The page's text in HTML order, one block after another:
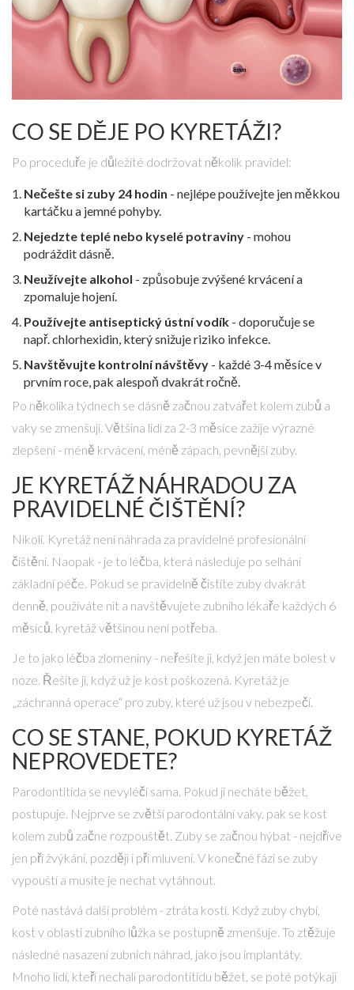
CO SE DĚJE PO KYRETÁŽI?
Po proceduře je důležité dodržovat několik pravidel:
Nečešte si zuby 24 hodin - nejlépe používejte jen měkkou
kartáčku a jemné pohyby.
Nejedzte teplé nebo kyselé potraviny - mohou
podráždit dásně.
Neužívejte alkohol - způsobuje zvýšené krvácení a
zpomaluje hojení.
Používejte antiseptický ústní vodík - doporučuje se
např. chlorhexidin, který snižuje riziko infekce.
Navštěvujte kontrolní návštěvy - každé 3-4 měsíce v
prvním roce, pak alespoň dvakrát ročně.
Po několika týdnech se dásně začnou zatvářet kolem zubů a
vaky se zmenšují. Většina lidí za 2-3 měsíce zažije výrazné
zlepšení - méně krvácení, méně zápach, pevnější zuby.
JE KYRETÁŽ NÁHRADOU ZA
PRAVIDELNÉ ČIŠTĚNÍ?
Nikoli. Kyretáž není náhrada za pravidelné profesionální
čištění. Naopak - je to léčba, která následuje po selhání
základní péče. Pokud se pravidelně čistíte zuby dvakrát
denně, používáte nit a navštěvujete zubního lékaře každých 6
měsíců, kyretáž většinou není potřeba.
Je to jako léčba zlomeniny - neřešíte ji, když jen máte bolest v
noze. Řešíte ji, když už je kost poškozená. Kyretáž je
„záchranná operace“ pro zuby, které už jsou v nebezpečí.
CO SE STANE, POKUD KYRETÁŽ
NEPROVEDETE?
Parodontitida se nevyléčí sama. Pokud ji necháte běžet,
postupuje. Nejprve se zvětší parodontální vaky, pak se kost
kolem zubů začne rozpouštět. Zuby se začnou hýbat - nejdříve
jen při žvýkání, později i při mluvení. V konečné fázi se zuby
vypouští a musíte je nechat vytáhnout.
Poté nastává další problém - ztráta kosti. Když zuby chybí,
kost v oblasti zubního lůžka se postupně zmenšuje. To ztěžuje
následné nasazení zubních náhrad, jako jsou implantáty.
Mnoho lidí, kteří nechali parodontitidu běžet, se poté potýkají